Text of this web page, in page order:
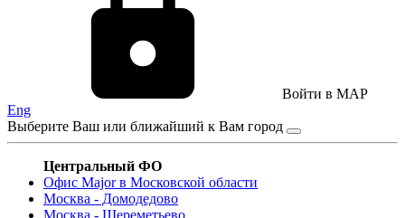
Войти в MAP
Eng
Выберите Ваш или ближайший к Вам город
Центральный ФО
Офис Major в Московской области
Москва - Домодедово
Москва - Шереметьево